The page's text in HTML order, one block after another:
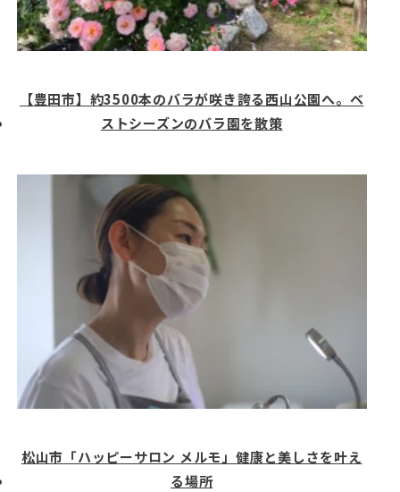
【豊田市】約3500本のバラが咲き誇る西山公園へ。ベ
ストシーズンのバラ園を散策
松山市「ハッピーサロン メルモ」健康と美しさを叶え
る場所